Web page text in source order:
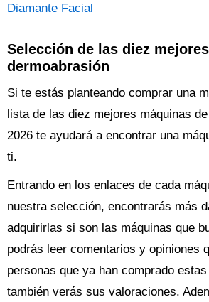
Diamante Facial
Selección de las diez
dermoabrasión
Si te estás planteando comprar una
lista de las diez mejores máquinas
2026 te ayudará a encontrar una
ti.
Entrando en los enlaces de cada
nuestra selección, encontrarás más
adquirirlas si son las máquinas que
podrás leer comentarios y opiniones
personas que ya han comprado
también verás sus valoraciones.